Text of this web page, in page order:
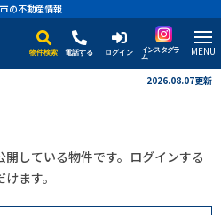
の不動産情報
物件検索 電話する ログイン
インスタグラ
ム
MENU
2026.08.07更新
している物件です。ログインする
ます。